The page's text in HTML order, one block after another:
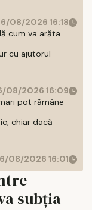
08/2026 16:18
cum va arăta
cu ajutorul
08/2026 16:09
pot rămâne
chiar dacă
08/2026 16:01
subția